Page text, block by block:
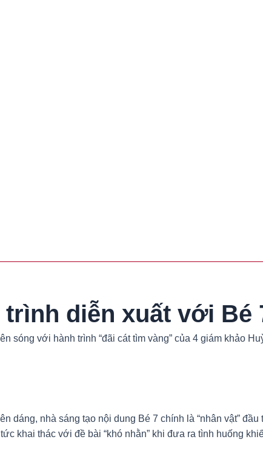
diễn xuất với Bé
sóng với hành trình “đãi cát tìm vàng” của 4 giám khảo
dáng, nhà sáng tạo nội dung Bé 7 chính là “nhân vật”
khai thác với đề bài “khó nhằn” khi đưa ra tình huống